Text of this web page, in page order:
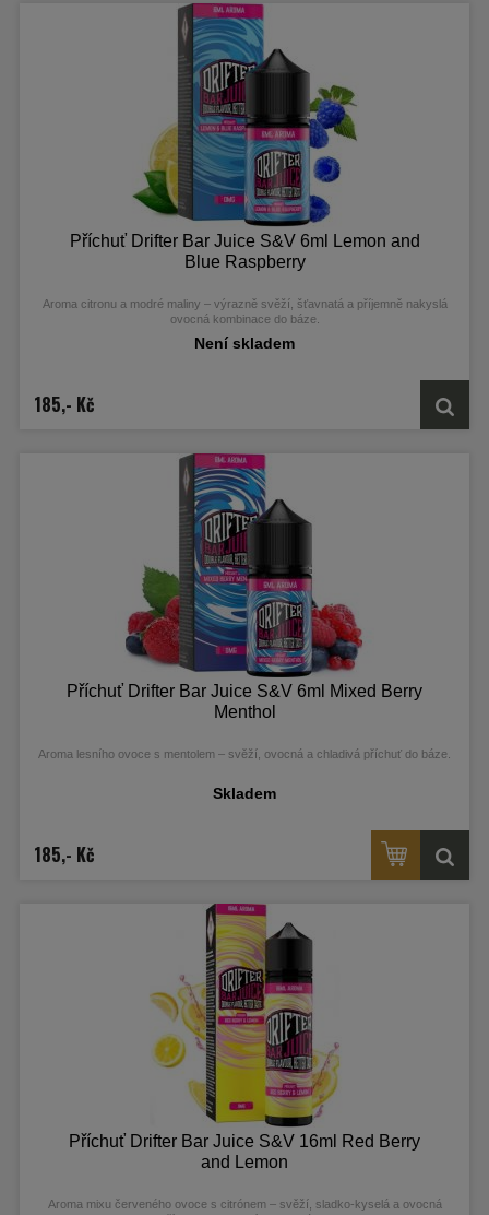
Příchuť Drifter Bar Juice S&V 6ml Lemon and
Blue Raspberry
Aroma citronu a modré maliny – výrazně svěží, šťavnatá a příjemně nakyslá
ovocná kombinace do báze.
Není skladem
185,- Kč
Příchuť Drifter Bar Juice S&V 6ml Mixed Berry
Menthol
Aroma lesního ovoce s mentolem – svěží, ovocná a chladivá příchuť do báze.
Skladem
185,- Kč
Příchuť Drifter Bar Juice S&V 16ml Red Berry
and Lemon
Aroma mixu červeného ovoce s citrónem – svěží, sladko‑kyselá a ovocná